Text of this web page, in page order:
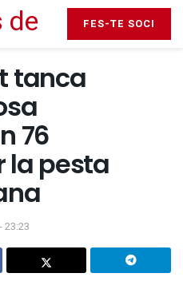
FES-TE SOCI
tanca
76
la pesta
23:23